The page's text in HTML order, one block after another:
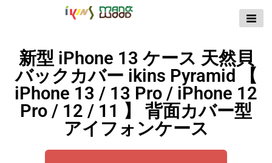
【公式サイト】
ikins天然貝ケース
｜Man&Wood天然
木ケース
新型 iPhone 13 ケース 天然貝
バックカバー ikins Pyramid 【
iPhone 13 / 13 Pro / iPhone 12
Pro / 12 / 11 】 背面カバー型
アイフォンケース